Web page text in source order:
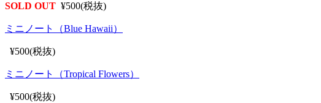
SOLD OUT ¥500(税抜)
ミニノート（Blue Hawaii）
¥500(税抜)
ミニノート（Tropical Flowers）
¥500(税抜)